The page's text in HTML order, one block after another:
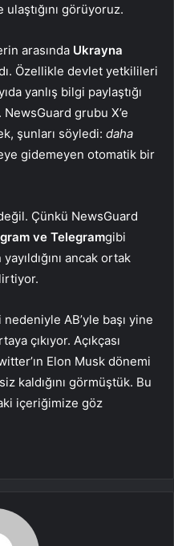
görüyoruz.
arasında Ukrayna
Özellikle devlet yetkilileri
yanlış bilgi paylaştığı
grubu X’e
şunları söyledi: daha
gidemeyen otomatik bir
Çünkü NewsGuard
ve Telegramgibi
ancak ortak
AB’yle başı yine
çıkıyor. Açıkçası
Elon Musk dönemi
kaldığını görmüştük. Bu
içeriğimize göz